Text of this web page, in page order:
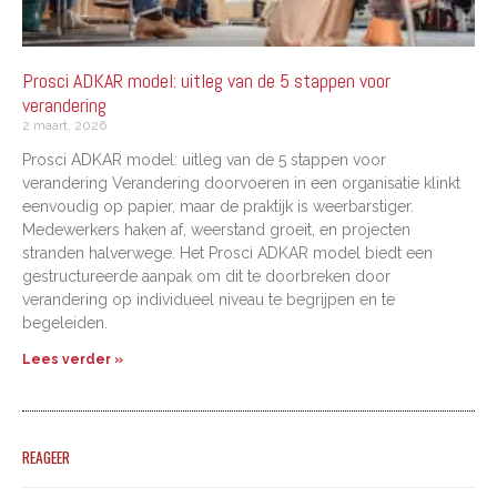
Prosci ADKAR model: uitleg van de 5 stappen voor
verandering
2 maart, 2026
Prosci ADKAR model: uitleg van de 5 stappen voor
verandering Verandering doorvoeren in een organisatie klinkt
eenvoudig op papier, maar de praktijk is weerbarstiger.
Medewerkers haken af, weerstand groeit, en projecten
stranden halverwege. Het Prosci ADKAR model biedt een
gestructureerde aanpak om dit te doorbreken door
verandering op individueel niveau te begrijpen en te
begeleiden.
Lees verder »
REAGEER